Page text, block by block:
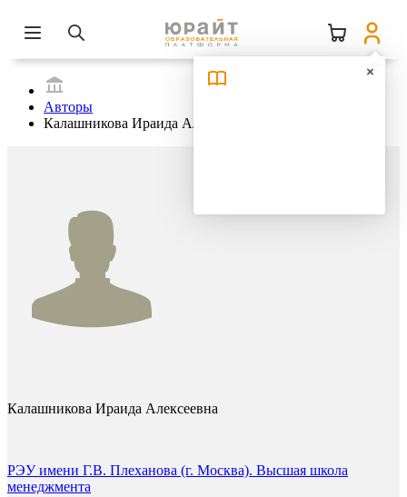
Авторы
Калашникова Ираида Алексеевна
Калашникова Ираида Алексеевна
РЭУ имени Г.В. Плеханова (г. Москва). Высшая школа
менеджмента